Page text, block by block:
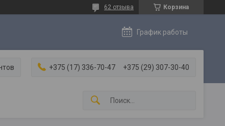
Корзина
62 отзыва
График работы
+375 (17) 336-70-47 +375 (29) 307-30-40